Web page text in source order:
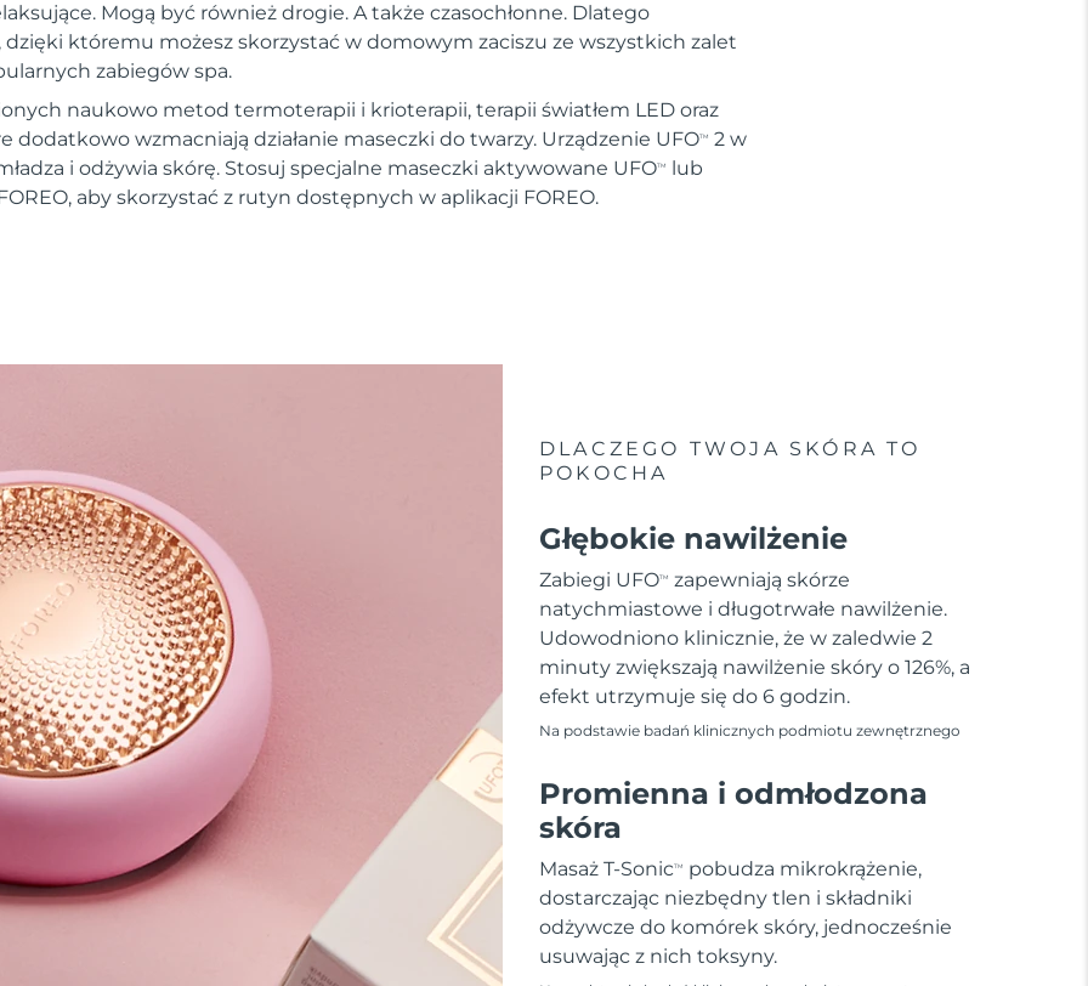
Mogą być również drogie. A także czasochłonne. Dlatego
któremu możesz skorzystać w domowym zaciszu ze wszystkich zalet
zabiegów spa.
naukowo metod termoterapii i krioterapii, terapii światłem LED oraz
dodatkowo wzmacniają działanie maseczki do twarzy. Urządzenie UFOTM
2 w
i odżywia skórę. Stosuj specjalne maseczki aktywowane UFOTM
lub
aby skorzystać z rutyn dostępnych w aplikacji FOREO.
DLACZEGO TWOJA SKÓRA TO
POKOCHA
Głębokie nawilżenie
Zabiegi UFOTM
zapewniają skórze
natychmiastowe i długotrwałe nawilżenie.
Udowodniono klinicznie, że w zaledwie 2
minuty zwiększają nawilżenie skóry o 126%, a
efekt utrzymuje się do 6 godzin.
Na podstawie badań klinicznych podmiotu zewnętrznego
Promienna i odmłodzona
skóra
Masaż T-SonicTM
pobudza mikrokrążenie,
dostarczając niezbędny tlen i składniki
odżywcze do komórek skóry, jednocześnie
usuwając z nich toksyny.